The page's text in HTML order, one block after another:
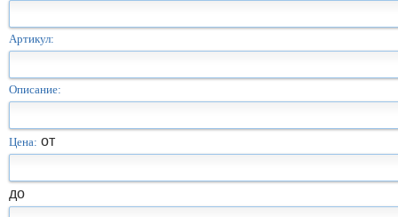
Артикул:
Описание:
Цена: от
до